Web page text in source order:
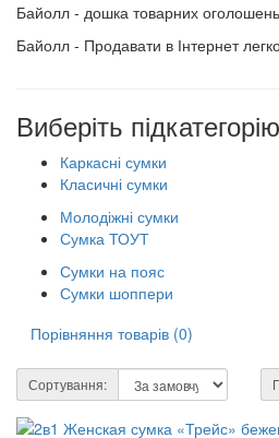
Байолл - дошка товарних
Байолл - Продавати в Інтернет
Виберіть підкатегорію
Каркасні сумки
Класичні сумки
Молодіжні сумки
Сумка ТОУТ
Сумки на пояс
Сумки шоппери
Порівняння товарів (0)
Сортування: